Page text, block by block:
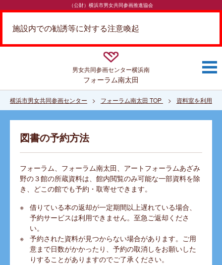
（公財）横浜市男女共同参画推進協会
施設内での勧誘等に対する注意喚起
男女共同参画センター横浜南
フォーラム南太田
横浜市男女共同参画センター フォーラム南太田 TOP 資料室を利用す
図書の予約方法
フォーラム、フォーラム南太田、アートフォーラムあざみ
野の３館の所蔵資料は、館内閲覧のみ可能な一部資料を除
き、どこの館でも予約・取寄せできます。
借りている本の返却が一定期間以上遅れている場合、
予約サービスは利用できません。至急ご返却くださ
い。
予約された資料が見つからない場合があります。ご用
意まで日数がかかったり、予約の取消しをお願いした
りすることがありますのでご了承ください。